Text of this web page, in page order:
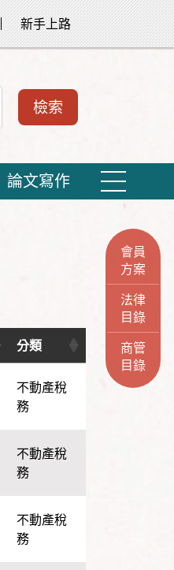
新手上路
論文寫作
分類
不動產稅
務
不動產稅
務
不動產稅
務
會員
方案
法律
目錄
商管
目錄